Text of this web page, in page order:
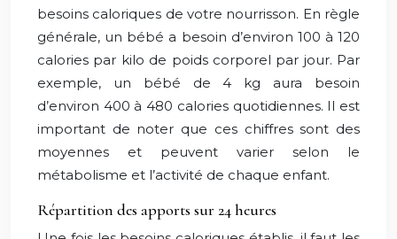
besoins caloriques de votre nourrisson. En règle
générale, un bébé a besoin d’environ 100 à 120
calories par kilo de poids corporel par jour. Par
exemple, un bébé de 4 kg aura besoin
d’environ 400 à 480 calories quotidiennes. Il est
important de noter que ces chiffres sont des
moyennes et peuvent varier selon le
métabolisme et l’activité de chaque enfant.
Répartition des apports sur 24 heures